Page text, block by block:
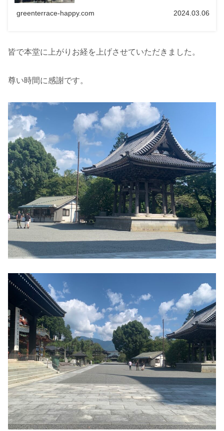
greenterrace-happy.com 2024.03.06
皆で本堂に上がりお経を上げさせていただきました。
尊い時間に感謝です。